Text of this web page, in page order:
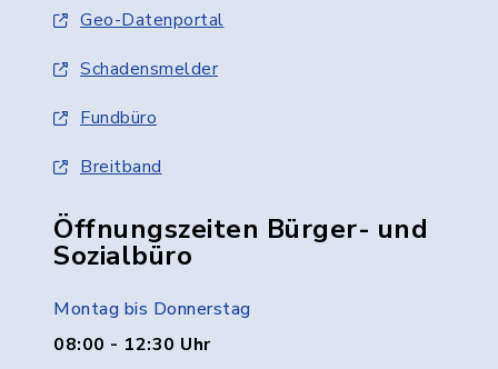
Geo-Datenportal
Schadensmelder
Fundbüro
Breitband
Öffnungszeiten Bürger- und
Sozialbüro
Montag bis Donnerstag
08:00 - 12:30 Uhr